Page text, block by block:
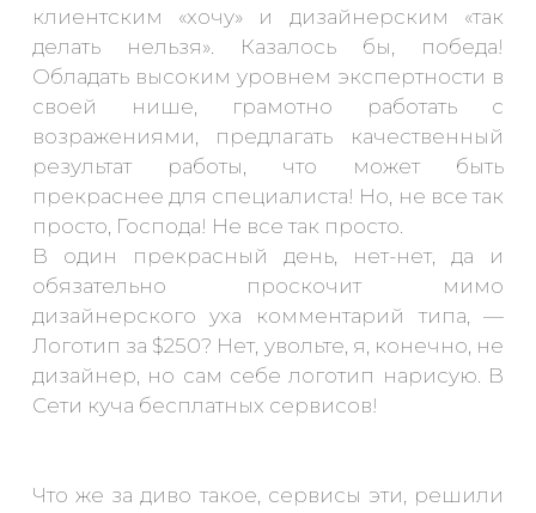
клиентским «хочу» и дизайнерским «так
делать нельзя». Казалось бы, победа!
Обладать высоким уровнем экспертности в
своей нише, грамотно работать с
возражениями, предлагать качественный
результат работы, что может быть
прекраснее для специалиста! Но, не все так
просто, Господа! Не все так просто.
В один прекрасный день, нет-нет, да и
обязательно проскочит мимо
дизайнерского уха комментарий типа, —
Логотип за $250? Нет, увольте, я, конечно, не
дизайнер, но сам себе логотип нарисую. В
Сети куча бесплатных сервисов!
Что же за диво такое, сервисы эти, решили